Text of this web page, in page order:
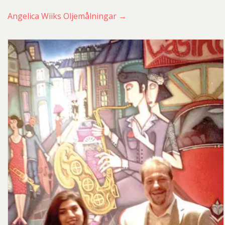
Angelica Wiiks Oljemålningar →